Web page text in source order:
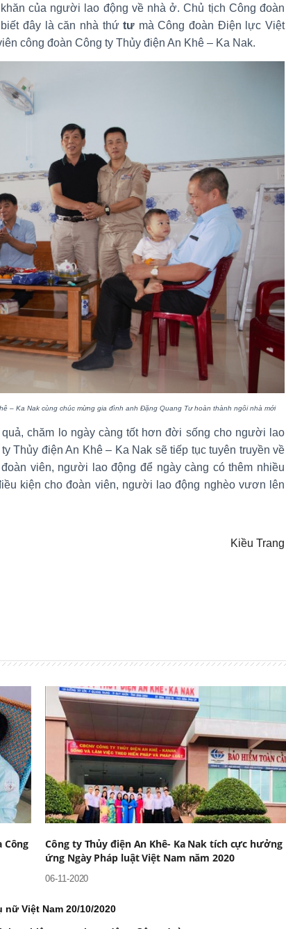
của người lao động về nhà ở. Chủ tịch Công đoàn
đây là căn nhà thứtư mà Công đoàn Điện lực Việt
công đoàn Công ty Thủy điện An Khê – Ka Nak.
– Ka Nak cùng chúc mừng gia đình anh Đặng Quang Tư hoàn thành ngôi nhà mới
chăm lo ngày càng tốt hơn đời sống cho người lao
Thủy điện An Khê – Ka Nak sẽ tiếp tục tuyên truyền về
viên, người lao động để ngày càng có thêm nhiều
kiện cho đoàn viên, người lao động nghèo vươn lên
Kiều Trang
Công
Công ty Thủy điện An Khê- Ka Nak tích cực hưởng
ứng Ngày Pháp luật Việt Nam năm 2020
06-11-2020
Việt Nam 20/10/2020